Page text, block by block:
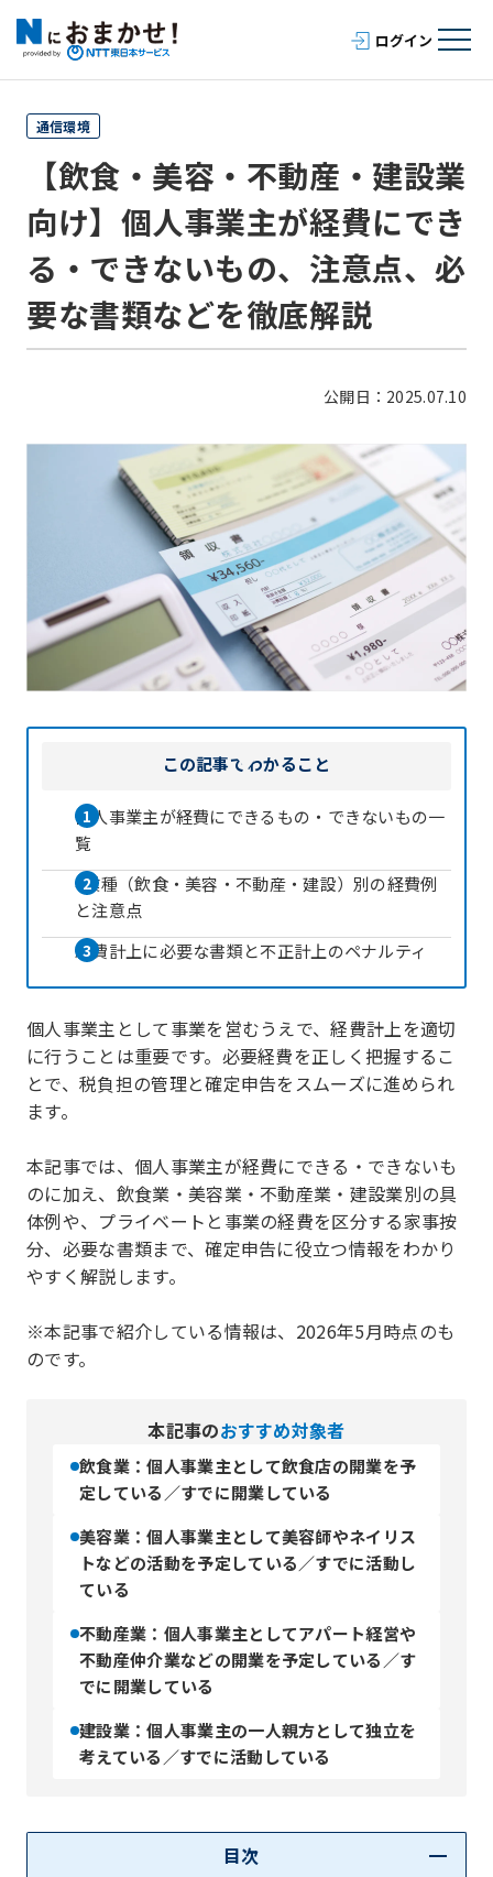
通信環境
【飲食・美容・不動産・建設業
向け】個人事業主が経費にでき
る・できないもの、注意点、必
要な書類などを徹底解説
公開日：2025.07.10
この記事で わかること
個人事業主が経費にできるもの・できないもの一
覧
4業種（飲食・美容・不動産・建設）別の経費例
と注意点
経費計上に必要な書類と不正計上のペナルティ
個人事業主として事業を営むうえで、経費計上を適切
に行うことは重要です。必要経費を正しく把握するこ
とで、税負担の管理と確定申告をスムーズに進められ
ます。
本記事では、個人事業主が経費にできる・できないも
のに加え、飲食業・美容業・不動産業・建設業別の具
体例や、プライベートと事業の経費を区分する家事按
分、必要な書類まで、確定申告に役立つ情報をわかり
やすく解説します。
※本記事で紹介している情報は、2026年5月時点のも
のです。
本記事のおすすめ対象者
飲食業：個人事業主として飲食店の開業を予
定している／すでに開業している
美容業：個人事業主として美容師やネイリス
トなどの活動を予定している／すでに活動し
ている
不動産業：個人事業主としてアパート経営や
不動産仲介業などの開業を予定している／す
でに開業している
建設業：個人事業主の一人親方として独立を
考えている／すでに活動している
目次